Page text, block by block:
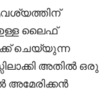
ഉള്ള ലൈഫ്
ചെയ്യുന്ന
അതിൽ ഒരു
അമേരിക്കൻ